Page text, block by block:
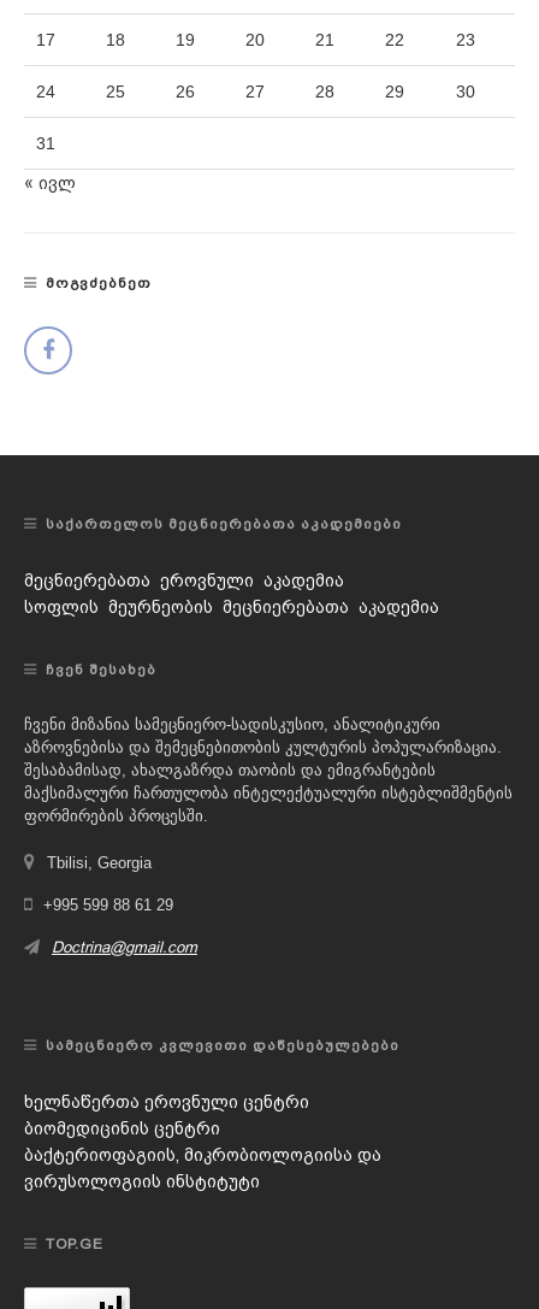
17 18 19 20 21 22 23
24 25 26 27 28 29 30
31
« ივლ
ᲛᲝᲒᲕᲫᲔᲑᲜᲔᲗ
ᲡᲐᲥᲐᲠᲗᲔᲚᲝᲡ ᲛᲔᲪᲜᲘᲔᲠᲔᲑᲐᲗᲐ ᲐᲙᲐᲓᲔᲛᲘᲔᲑᲘ
მეცნიერებათა ეროვნული აკადემია
სოფლის მეურნეობის მეცნიერებათა აკადემია
ᲩᲕᲔᲜ ᲨᲔᲡᲐᲮᲔᲑ
ჩვენი მიზანია სამეცნიერო-სადისკუსიო, ანალიტიკური
აზროვნებისა და შემეცნებითობის კულტურის პოპულარიზაცია.
შესაბამისად, ახალგაზრდა თაობის და ემიგრანტების
მაქსიმალური ჩართულობა ინტელექტუალური ისტებლიშმენტის
ფორმირების პროცესში.
Tbilisi, Georgia
+995 599 88 61 29
Doctrina@gmail.com
ᲡᲐᲛᲔᲪᲜᲘᲔᲠᲝ ᲙᲕᲚᲔᲕᲘᲗᲘ ᲓᲐᲬᲔᲡᲔᲑᲣᲚᲔᲑᲔᲑᲘ
ხელნაწერთა ეროვნული ცენტრი
ბიომედიცინის ცენტრი
ბაქტერიოფაგიის, მიკრობიოლოგიისა და
ვირუსოლოგიის ინსტიტუტი
TOP.GE